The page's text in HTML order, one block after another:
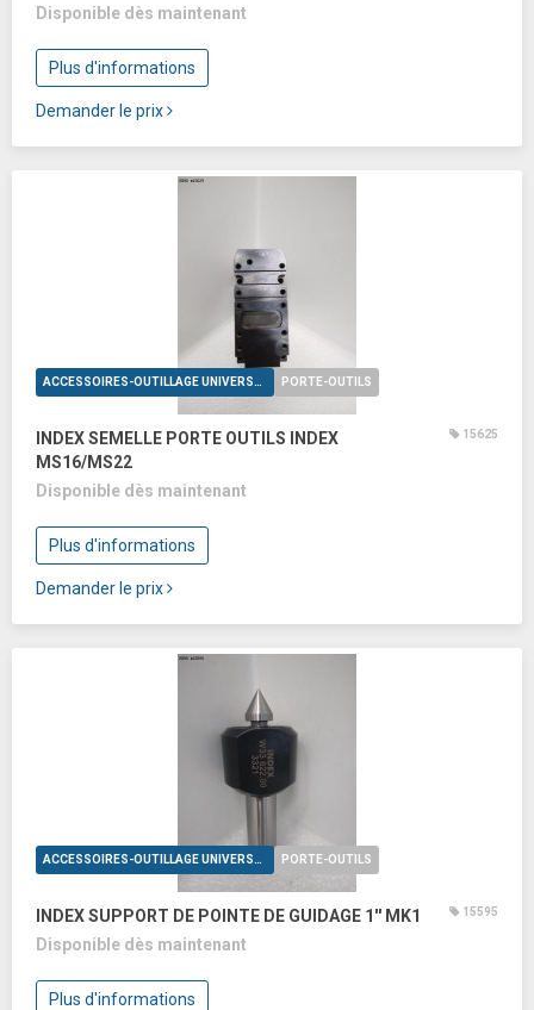
Disponible dès maintenant
Plus d'informations
Demander le prix
ACCESSOIRES-OUTILLAGE UNIVERSELS PORTE-OUTILS
INDEX SEMELLE PORTE OUTILS INDEX
MS16/MS22
15625
Disponible dès maintenant
Plus d'informations
Demander le prix
ACCESSOIRES-OUTILLAGE UNIVERSELS PORTE-OUTILS
INDEX SUPPORT DE POINTE DE GUIDAGE 1'' MK1 15595
Disponible dès maintenant
Plus d'informations